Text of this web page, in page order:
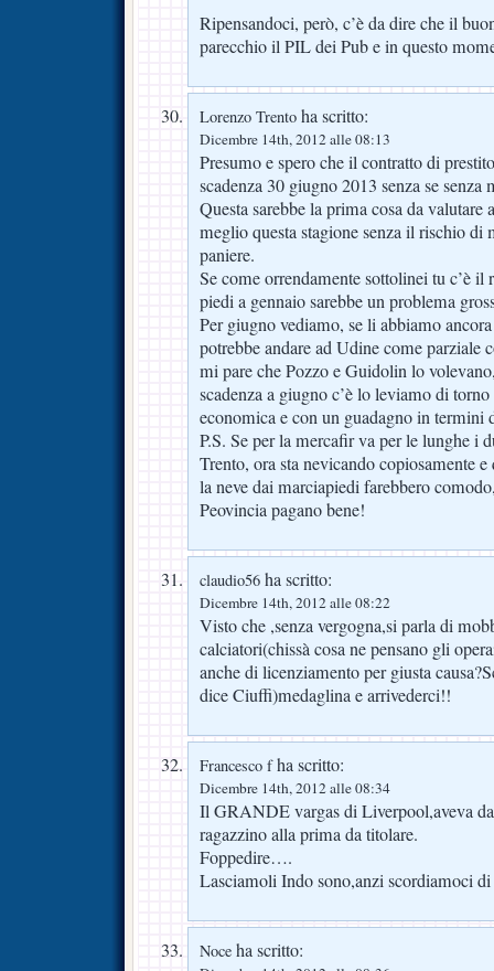
Ripensandoci, però, c’è da dire che il
parecchio il PIL dei Pub e in questo
Lorenzo Trento ha scritto:
Dicembre 14th, 2012 alle 08:13
Presumo e spero che il contratto di
scadenza 30 giugno 2013 senza se senza
Questa sarebbe la prima cosa da valutare
meglio questa stagione senza il rischio di
paniere.
Se come orrendamente sottolinei tu c’è
piedi a gennaio sarebbe un problema
Per giugno vediamo, se li abbiamo
potrebbe andare ad Udine come parziale
mi pare che Pozzo e Guidolin lo
scadenza a giugno c’è lo leviamo di
economica e con un guadagno in
P.S. Se per la mercafir va per le lunghe i
Trento, ora sta nevicando copiosamente
la neve dai marciapiedi farebbero
Peovincia pagano bene!
claudio56 ha scritto:
Dicembre 14th, 2012 alle 08:22
Visto che ,senza vergogna,si parla di
calciatori(chissà cosa ne pensano gli
anche di licenziamento per giusta
dice Ciuffi)medaglina e arrivederci!!
Francesco fha scritto:
Dicembre 14th, 2012 alle 08:34
Il GRANDE vargas di Liverpool,aveva
ragazzino alla prima da titolare.
Foppedire….
Lasciamoli Indo sono,anzi scordiamoci
Noce ha scritto: